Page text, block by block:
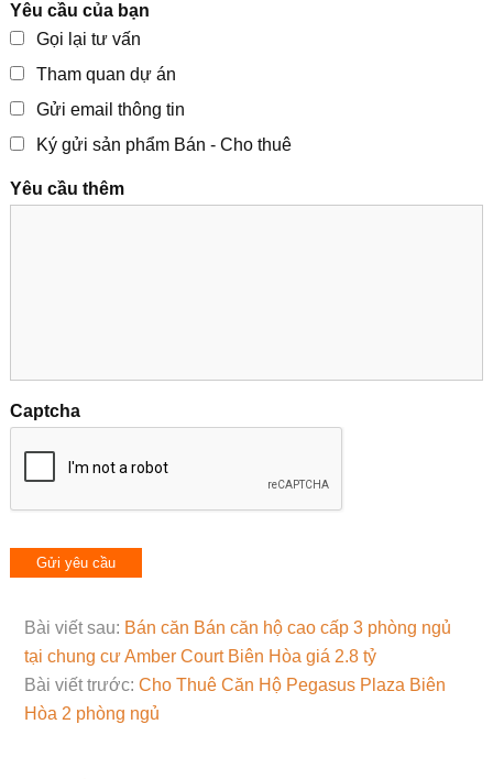
Yêu cầu của bạn
Gọi lại tư vấn
Tham quan dự án
Gửi email thông tin
Ký gửi sản phẩm Bán - Cho thuê
Yêu cầu thêm
Captcha
Bài viết sau: Bán căn Bán căn hộ cao cấp 3 phòng ngủ
tại chung cư Amber Court Biên Hòa giá 2.8 tỷ
Bài viết trước: Cho Thuê Căn Hộ Pegasus Plaza Biên
Hòa 2 phòng ngủ